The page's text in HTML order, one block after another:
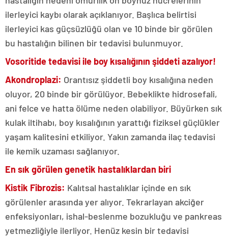
ilerleyici kaybı olarak açıklanıyor. Başlıca belirtisi
ilerleyici kas güçsüzlüğü olan ve 10 binde bir görülen
bu hastalığın bilinen bir tedavisi bulunmuyor.
Vosoritide tedavisi ile boy kısalığının şiddeti azalıyor!
Akondroplazi: Orantısız şiddetli boy kısalığına neden
oluyor, 20 binde bir görülüyor. Bebeklikte hidrosefali,
ani felce ve hatta ölüme neden olabiliyor. Büyürken sık
kulak iltihabı, boy kısalığının yarattığı fiziksel güçlükler
yaşam kalitesini etkiliyor. Yakın zamanda ilaç tedavisi
ile kemik uzaması sağlanıyor.
En sık görülen genetik hastalıklardan biri
Kistik Fibrozis: Kalıtsal hastalıklar içinde en sık
görülenler arasında yer alıyor. Tekrarlayan akciğer
enfeksiyonları, ishal-beslenme bozukluğu ve pankreas
yetmezliğiyle ilerliyor. Henüz kesin bir tedavisi